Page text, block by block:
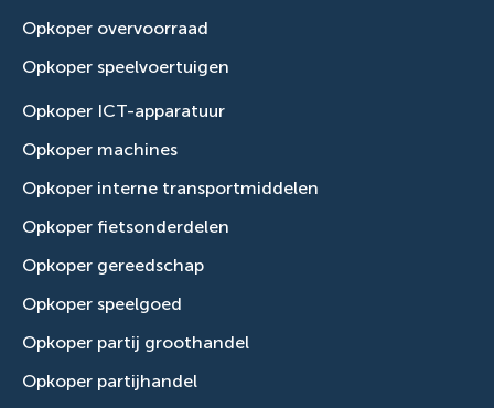
Opkoper overvoorraad
Opkoper speelvoertuigen
Opkoper ICT-apparatuur
Opkoper machines
Opkoper interne transportmiddelen
Opkoper fietsonderdelen
Opkoper gereedschap
Opkoper speelgoed
Opkoper partij groothandel
Opkoper partijhandel